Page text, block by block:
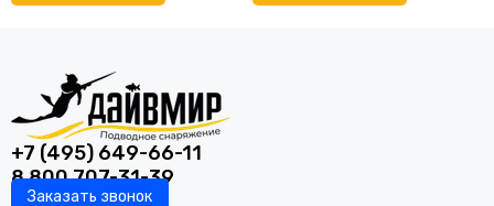
+7 (495) 649-66-11
8 800 707-31-39
Заказать звонок